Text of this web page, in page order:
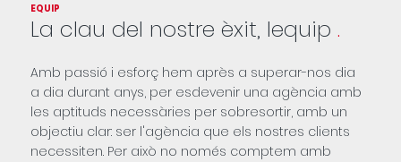
EQUIP
La clau del nostre èxit, lequip.
Amb passió i esforç hem après a superar-nos dia
a dia durant anys, per esdevenir una agència amb
les aptituds necessàries per sobresortir, amb un
objectiu clar: ser l'agència que els nostres clients
necessiten. Per això no només comptem amb